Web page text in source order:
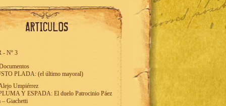
- Nº 3
PLADA: (el último mayoral)
Umpiérrez
Y ESPADA: El duelo Patrocinio Páez
– Giachetti